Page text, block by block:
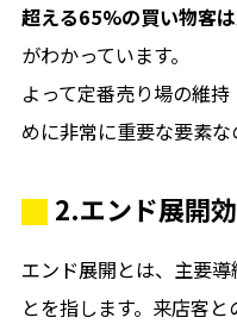
超える65%の買い物客
がわかっています。
よって定番売り場の維
めに非常に重要な要素な
2.エンド展開
エンド展開とは、主要
とを指します。来店客